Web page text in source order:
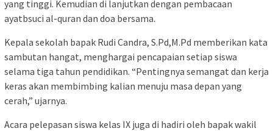
yang tinggi. Kemudian di lanjutkan dengan pembacaan
ayatbsuci al-quran dan doa bersama.
Kepala sekolah bapak Rudi Candra, S.Pd,M.Pd memberikan kata
sambutan hangat, menghargai pencapaian setiap siswa
selama tiga tahun pendidikan. “Pentingnya semangat dan kerja
keras akan membimbing kalian menuju masa depan yang
cerah,” ujarnya.
Acara pelepasan siswa kelas IX juga di hadiri oleh bapak wakil